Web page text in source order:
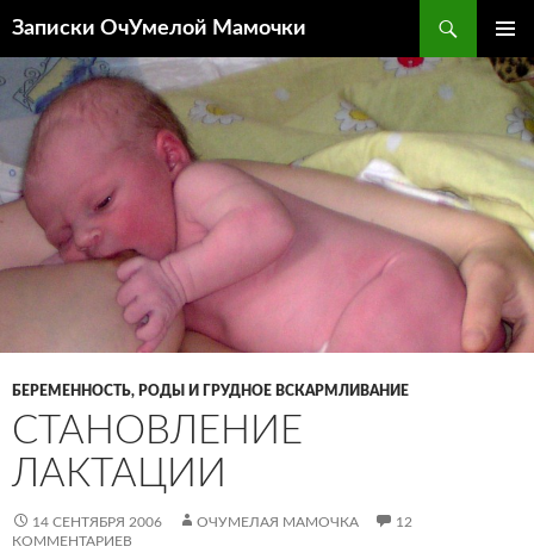
содержимому
Записки ОчУмелой Мамочки
МЕНЮ
БЕРЕМЕННОСТЬ, РОДЫ И ГРУДНОЕ ВСКАРМЛИВАНИЕ
СТАНОВЛЕНИЕ
ЛАКТАЦИИ
14 СЕНТЯБРЯ 2006 ОЧУМЕЛАЯ МАМОЧКА
12
КОММЕНТАРИЕВ